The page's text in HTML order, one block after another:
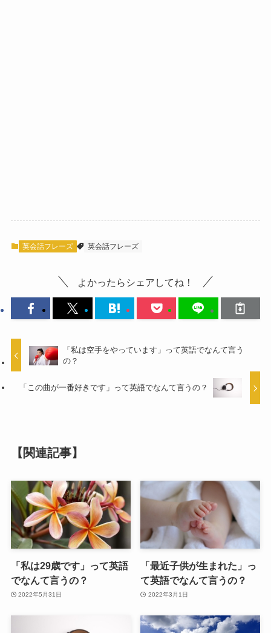
英会話フレーズ 英会話フレーズ
よかったらシェアしてね！
「私は空手をやっています」って英語でなんて言う
の？
「この曲が一番好きです」って英語でなんて言うの？
【関連記事】
「私は29歳です」って英語
でなんて言うの？
2022年5月31日
「最近子供が生まれた」っ
て英語でなんて言うの？
2022年3月1日